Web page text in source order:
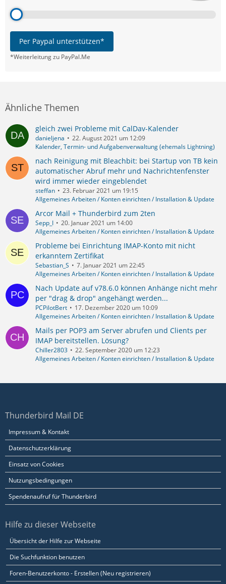
Per Paypal unterstützen*
*Weiterleitung zu PayPal.Me
Ähnliche Themen
gleich zwei Probleme mit CalDav-Kalender
danieljena
22. August 2021 um 12:09
Kalender, Termin- und Aufgabenverwaltung (ehemals Lightning)
nach Reinigung mit Bleachbit: bei Startup von TB kein
automatischer Abruf mehr und Nachrichtenfenster
wird immer wieder eingeblendet
steffan
23. Februar 2021 um 19:15
Allgemeines Arbeiten / Konten einrichten / Installation & Update
Arcor Mail + Thunderbird zum 2ten
Sepp_I
20. Januar 2021 um 14:00
Allgemeines Arbeiten / Konten einrichten / Installation & Update
Probleme bei Einrichtung IMAP-Konto mit nicht
erkanntem Zertifikat
Sebastian_S
7. Januar 2021 um 22:45
Allgemeines Arbeiten / Konten einrichten / Installation & Update
Nach Update auf v78.6.0 können Anhänge nicht mehr
per "drag & drop" angehängt werden...
PCPilotBert
17. Dezember 2020 um 10:09
Allgemeines Arbeiten / Konten einrichten / Installation & Update
Mails per POP3 am Server abrufen und Clients per
IMAP bereitstellen. Lösung?
Chiller2803
22. September 2020 um 12:23
Allgemeines Arbeiten / Konten einrichten / Installation & Update
Thunderbird Mail DE
Impressum & Kontakt
Datenschutzerklärung
Einsatz von Cookies
Nutzungsbedingungen
Spendenaufruf für Thunderbird
Hilfe zu dieser Webseite
Übersicht der Hilfe zur Webseite
Die Suchfunktion benutzen
Foren-Benutzerkonto - Erstellen (Neu registrieren)